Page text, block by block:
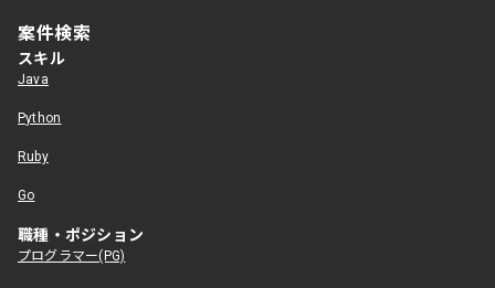
案件検索
スキル
Java
Python
Ruby
Go
職種・ポジション
プログラマー(PG)